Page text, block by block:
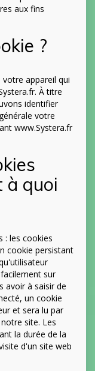
aux fins
?
appareil qui
À titre
identifier
votre
www.Systera.fr
à quoi
: les cookies
cookie persistant
sur
avoir à saisir de
un cookie
et sera lu par
site. Les
la durée de la
d'un site web